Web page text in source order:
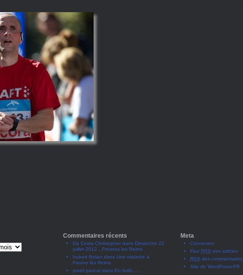
Commentaires récents
Da Costa Christopherdans Dimanche 22
juillet 2012…Fresnes les Reims
hubert florian dans Une matinée à
Fresne lès Reims
poret pascaldans En forêt…..
Meta
Connexion
Flux RSS des articles
RSS des commentaires
Site de WordPress-FR